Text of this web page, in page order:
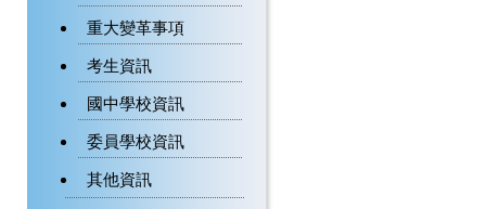
重大變革事項
考生資訊
國中學校資訊
委員學校資訊
其他資訊